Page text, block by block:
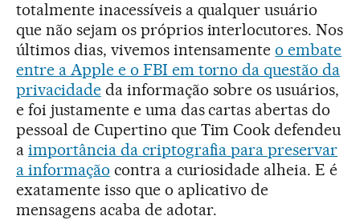
totalmente inacessíveis a qualquer usuário
que não sejam os próprios interlocutores. Nos
últimos dias, vivemos intensamenteo embate
entre a Apple e o FBI em torno da questão da
privacidadeda informação sobre os usuários,
e foi justamente e uma das cartas abertas do
pessoal de Cupertino que Tim Cook defendeu
a importância da criptografia para preservar
a informação contra a curiosidade alheia. E é
exatamente isso que o aplicativo de
mensagens acaba de adotar.